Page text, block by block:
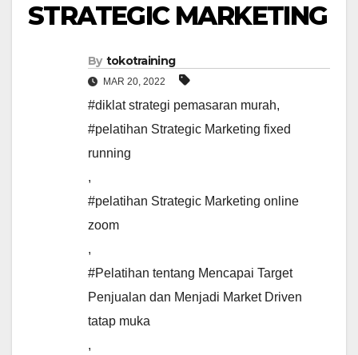
STRATEGIC MARKETING
By tokotraining
MAR 20, 2022
#diklat strategi pemasaran murah,
#pelatihan Strategic Marketing fixed
running
,
#pelatihan Strategic Marketing online
zoom
,
#Pelatihan tentang Mencapai Target
Penjualan dan Menjadi Market Driven
tatap muka
,